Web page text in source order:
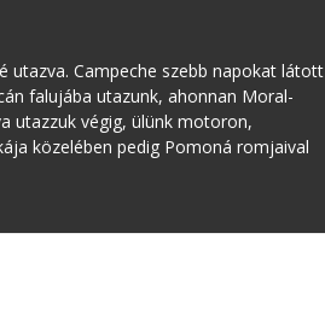
utazva. Campeche szebb napokat látott
falujába utazunk, ahonnan Moral-
utazzuk végig, ülünk motoron,
közelében pedig Pomoná romjaival